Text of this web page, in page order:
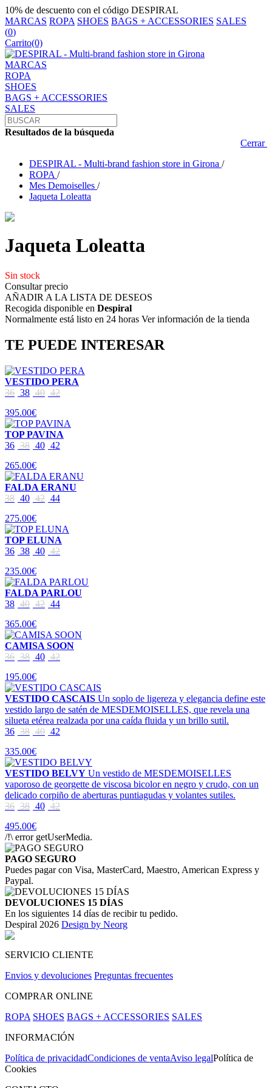
10% de descuento con el código DESPIRAL
MARCAS ROPA SHOES BAGS + ACCESSORIES SALES
(0)
Carrito(0)
MARCAS
ROPA
SHOES
BAGS + ACCESSORIES
SALES
Resultados de la búsqueda
Cerrar
DESPIRAL - Multi-brand fashion store in Girona /
ROPA /
Mes Demoiselles /
Jaqueta Loleatta
Jaqueta Loleatta
Sin stock
Consultar precio
AÑADIR A LA LISTA DE DESEOS
Recogida disponible en Despiral
Normalmente está listo en 24 horas Ver información de la tienda
TE PUEDE INTERESAR
VESTIDO PERA
36 38 40 42
395.00€
TOP PAVINA
36 38 40 42
265.00€
FALDA ERANU
38 40 42 44
275.00€
TOP ELUNA
36 38 40 42
235.00€
FALDA PARLOU
38 40 42 44
365.00€
CAMISA SOON
36 38 40 42
195.00€
VESTIDO CASCAIS Un soplo de ligereza y elegancia define este
vestido largo de satén de MESDEMOISELLES, que revela una
silueta etérea realzada por una caída fluida y un brillo sutil.
36 38 40 42
335.00€
VESTIDO BELVY Un vestido de MESDEMOISELLES
vaporoso de georgette de viscosa bicolor en negro y crudo, con un
delicado corpiño de aberturas puntiagudas y volantes sutiles.
36 38 40 42
495.00€
/!\ error getUserMedia.
PAGO SEGURO
Puedes pagar con Visa, MasterCard, Maestro, American Express y
Paypal.
DEVOLUCIONES 15 DÍAS
En los siguientes 14 días de recibir tu pedido.
Despiral 2026 Design by Neorg
SERVICIO CLIENTE
Envios y devoluciones Preguntas frecuentes
COMPRAR ONLINE
ROPA SHOES BAGS + ACCESSORIES SALES
INFORMACIÓN
Política de privacidadCondiciones de ventaAviso legalPolítica de
Cookies